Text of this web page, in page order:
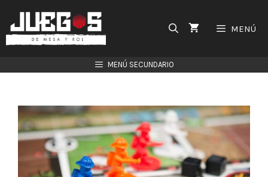
contenido
MENÚ
MENÚ SECUNDARIO